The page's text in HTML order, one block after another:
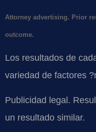
Attorney advertising. Prior
outcome.
Los resultados de
variedad de factores
Publicidad legal.
un resultado similar.